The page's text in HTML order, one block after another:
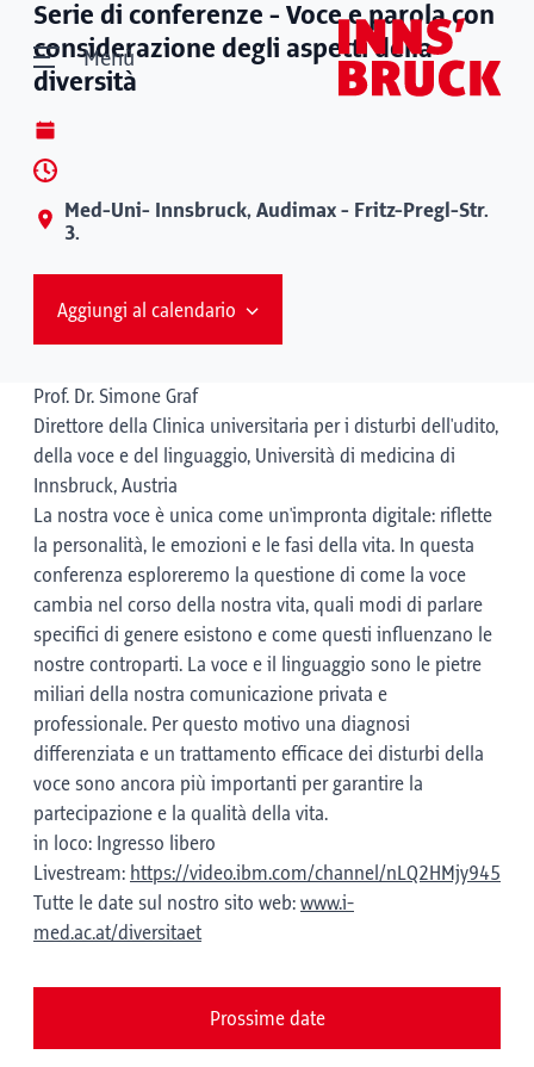
Menù
Serie di conferenze - Voce e parola con
considerazione degli aspetti della
diversità
Med-Uni- Innsbruck, Audimax - Fritz-Pregl-Str.
3.
Aggiungi al calendario
Prof. Dr. Simone Graf
Direttore della Clinica universitaria per i disturbi dell'udito,
della voce e del linguaggio, Università di medicina di
Innsbruck, Austria
La nostra voce è unica come un'impronta digitale: riflette
la personalità, le emozioni e le fasi della vita. In questa
conferenza esploreremo la questione di come la voce
cambia nel corso della nostra vita, quali modi di parlare
specifici di genere esistono e come questi influenzano le
nostre controparti. La voce e il linguaggio sono le pietre
miliari della nostra comunicazione privata e
professionale. Per questo motivo una diagnosi
differenziata e un trattamento efficace dei disturbi della
voce sono ancora più importanti per garantire la
partecipazione e la qualità della vita.
in loco: Ingresso libero
Livestream: https://video.ibm.com/channel/nLQ2HMjy945
Tutte le date sul nostro sito web: www.i-
med.ac.at/diversitaet
Prossime date